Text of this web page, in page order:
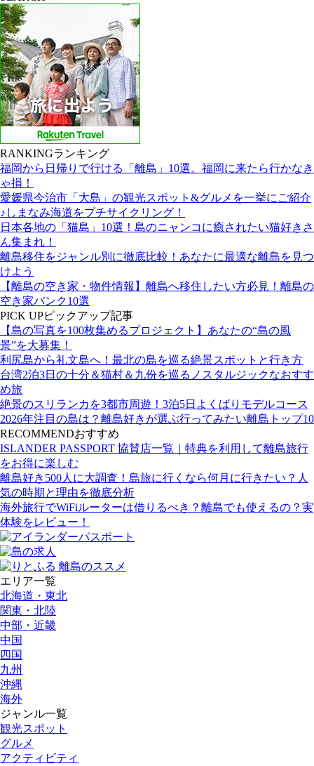
RANKINGランキング
福岡から日帰りで行ける「離島」10選。福岡に来たら行かなき
ゃ損！
愛媛県今治市「大島」の観光スポット&グルメを一挙にご紹介
♪しまなみ海道をプチサイクリング！
日本各地の「猫島」10選！島のニャンコに癒されたい猫好きさ
ん集まれ！
離島移住をジャンル別に徹底比較！あなたに最適な離島を見つ
けよう
【離島の空き家・物件情報】離島へ移住したい方必見！離島の
空き家バンク10選
PICK UPピックアップ記事
【島の写真を100枚集めるプロジェクト】あなたの“島の風
景”を大募集！
利尻島から礼文島へ！最北の島を巡る絶景スポットと行き方
台湾2泊3日の十分＆猫村＆九份を巡るノスタルジックなおすす
め旅
絶景のスリランカを3都市周遊！3泊5日よくばりモデルコース
2026年注目の島は？離島好きが選ぶ行ってみたい離島トップ10
RECOMMENDおすすめ
ISLANDER PASSPORT 協賛店一覧｜特典を利用して離島旅行
をお得に楽しむ
離島好き500人に大調査！島旅に行くなら何月に行きたい？人
気の時期と理由を徹底分析
海外旅行でWiFiルーターは借りるべき？離島でも使えるの？実
体験をレビュー！
エリア一覧
北海道・東北
関東・北陸
中部・近畿
中国
四国
九州
沖縄
海外
ジャンル一覧
観光スポット
グルメ
アクティビティ